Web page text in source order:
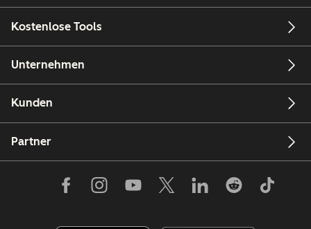
Kostenlose Tools
Unternehmen
Kunden
Partner